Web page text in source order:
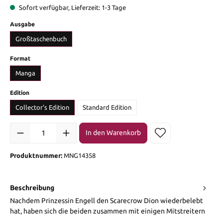
Sofort verfügbar, Lieferzeit: 1-3 Tage
Ausgabeauswählen
Großtaschenbuch
Formatauswählen
Manga
Editionauswählen
Collector's Edition Standard Edition
Produkt Anzahl: Gib den gewünschten Wert ein oder benutze die
In den Warenkorb
Produktnummer: MNG14358
Beschreibung
Nachdem Prinzessin Engell den Scarecrow Dion wiederbelebt
hat, haben sich die beiden zusammen mit einigen Mitstreitern